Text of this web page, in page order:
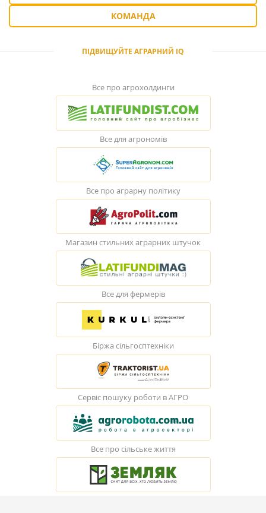
КОМАНДА
ПІДВИЩУЙТЕ АГРАРНИЙ IQ
Все про агрохолдинги
Все для агрономів
Все про аграрну політику
Магазин стильних аграрних штучок
Все для фермерів
Біржа сільгосптехніки
Сервіс пошуку роботи в АГРО
Все про сільське життя